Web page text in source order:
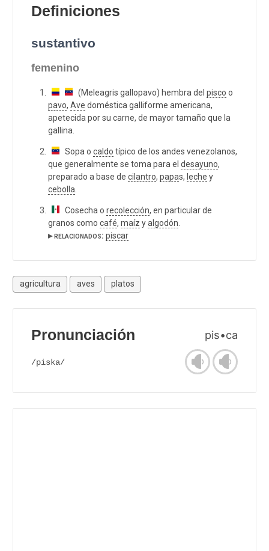
Definiciones
sustantivo
femenino
(Meleagris gallopavo) hembra del pisco o
pavo, Ave doméstica galliforme americana,
apetecida por su carne, de mayor tamaño que la
gallina.
Sopa o caldo típico de los andes venezolanos,
que generalmente se toma para el desayuno,
preparado a base de cilantro, papas, leche y
cebolla
Cosecha o recolección, en particular de
granos como café, maíz yalgodón
▸ relacionados: piscar
agricultura aves platos
Pronunciación pis•ca
/piska/